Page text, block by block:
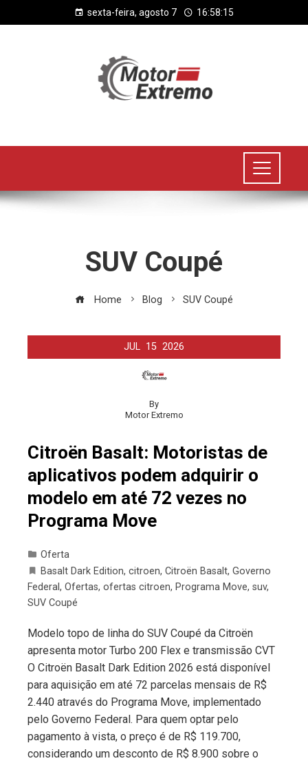
sexta-feira, agosto 7 16:58:15
SUV Coupé
Home Blog SUV Coupé
JUL 15 2026
By
Motor Extremo
Citroën Basalt: Motoristas de
aplicativos podem adquirir o
modelo em até 72 vezes no
Programa Move
Oferta
Basalt Dark Edition, citroen, Citroën Basalt, Governo
Federal, Ofertas, ofertas citroen, Programa Move, suv,
SUV Coupé
Modelo topo de linha do SUV Coupé da Citroën
apresenta motor Turbo 200 Flex e transmissão CVT
O Citroën Basalt Dark Edition 2026 está disponível
para aquisição em até 72 parcelas mensais de R$
2.440 através do Programa Move, implementado
pelo Governo Federal. Para quem optar pelo
pagamento à vista, o preço é de R$ 119.700,
considerando um desconto de R$ 8.900 sobre o